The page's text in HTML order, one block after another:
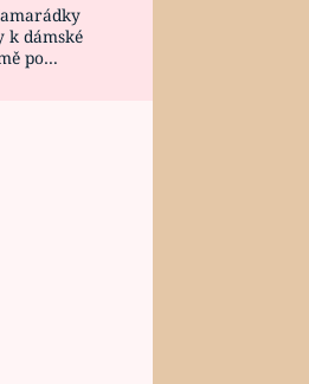
k dámské
po